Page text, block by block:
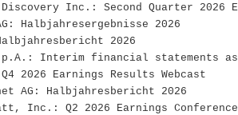
Inc.: Second Quarter 2026
Halbjahresergebnisse 2026
2026
Interim financial statements
2026 Earnings Results Webcast
AG: Halbjahresbericht 2026
Inc.: Q2 2026 Earnings